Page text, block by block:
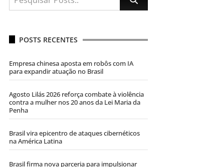
POSTS RECENTES
Empresa chinesa aposta em robôs com IA
para expandir atuação no Brasil
Agosto Lilás 2026 reforça combate à violência
contra a mulher nos 20 anos da Lei Maria da
Penha
Brasil vira epicentro de ataques cibernéticos
na América Latina
Brasil firma nova parceria para impulsionar